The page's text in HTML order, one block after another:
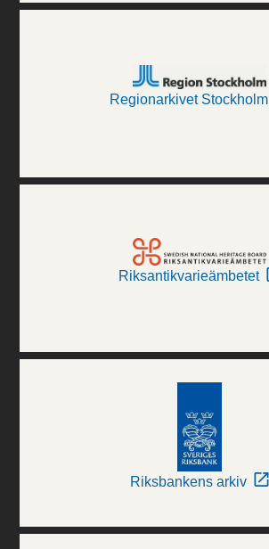
Regionarkivet Stockholm
Riksantikvarieämbetet
Riksbankens arkiv